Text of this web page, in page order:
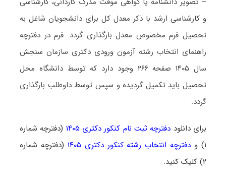
و کارشناسی ارشد با ذکر معدل کل برای دانشجویان شاغل به
تحصیل فرم مخصوص معدل بارگذاری گردد. فرم در دفترچه
راهنمای انتخاب رشته آزمون ورودی دکتری سازمان سنجش
سال ۱۴۰۵ صفحه ۲۶۶ وجود دارد که توسط دانشگاه محل
تحصیل باید تکمیل گردیده و سپس توسط داوطلب بارگذاری
گردد.
برای دانلود دفترچه ثبت نام کنکور دکتری ۱۴۰۵
(دفترچه شماره
۱) و
دفترچه انتخاب رشته کنکور دکتری ۱۴۰۵
(دفترچه شماره
۲) کلیک کنید.